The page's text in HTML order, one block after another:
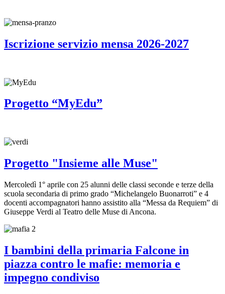
Iscrizione servizio mensa 2026-2027
Progetto “MyEdu”
Progetto "Insieme alle Muse"
Mercoledì 1° aprile con 25 alunni delle classi seconde e terze della
scuola secondaria di primo grado “Michelangelo Buonarroti” e 4
docenti accompagnatori hanno assistito alla “Messa da Requiem” di
Giuseppe Verdi al Teatro delle Muse di Ancona.
I bambini della primaria Falcone in
piazza contro le mafie: memoria e
impegno condiviso